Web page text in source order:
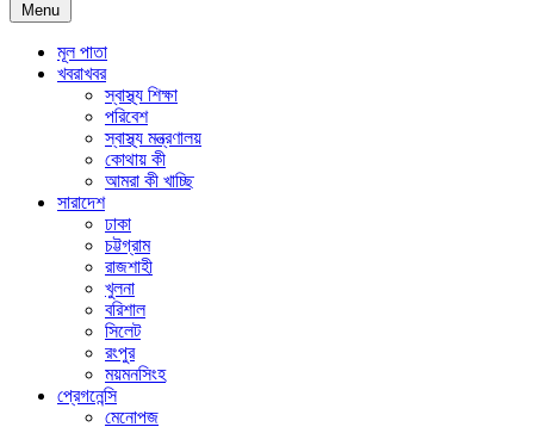
Menu
মূল পাতা
খবরাখবর
স্বাস্থ্য শিক্ষা
পরিবেশ
স্বাস্থ্য মন্ত্রণালয়
কোথায় কী
আমরা কী খাচ্ছি
সারাদেশ
ঢাকা
চট্টগ্রাম
রাজশাহী
খুলনা
বরিশাল
সিলেট
রংপুর
ময়মনসিংহ
প্রেগনেন্সি
মেনোপজ